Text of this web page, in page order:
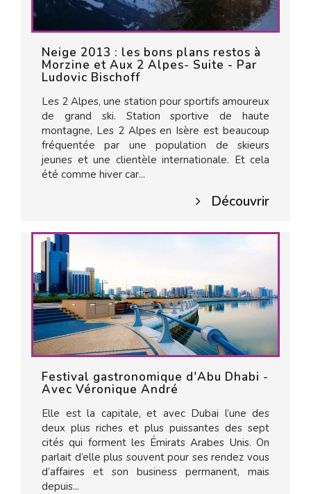
Neige 2013 : les bons plans restos à
Morzine et Aux 2 Alpes- Suite - Par
Ludovic Bischoff
Les 2 Alpes, une station pour sportifs amoureux
de grand ski. Station sportive de haute
montagne, Les 2 Alpes en Isère est beaucoup
fréquentée par une population de skieurs
jeunes et une clientèle internationale. Et cela
été comme hiver car...
Découvrir
Festival gastronomique d'Abu Dhabi -
Avec Véronique André
Elle est la capitale, et avec Dubai l’une des
deux plus riches et plus puissantes des sept
cités qui forment les Émirats Arabes Unis. On
parlait d’elle plus souvent pour ses rendez vous
d’affaires et son business permanent, mais
depuis...